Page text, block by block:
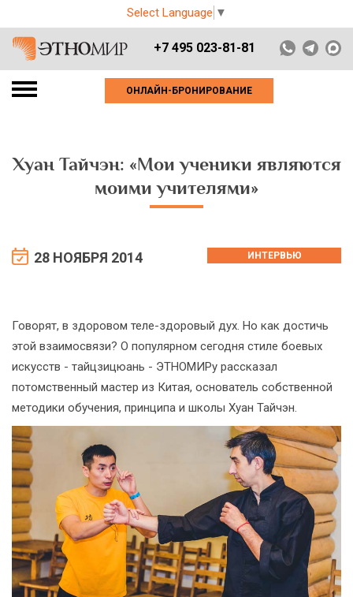
Select Language ▼
+7 495 023-81-81
ОНЛАЙН-БРОНИРОВАНИЕ
Хуан Тайчэн: «Мои ученики являются
моими учителями»
28 НОЯБРЯ 2014 ИНТЕРВЬЮ
Говорят, в здоровом теле-здоровый дух. Но как достичь
этой взаимосвязи? О популярном сегодня стиле боевых
искусств - тайцзицюань - ЭТНОМИРу рассказал
потомственный мастер из Китая, основатель собственной
методики обучения, принципа и школы Хуан Тайчэн.